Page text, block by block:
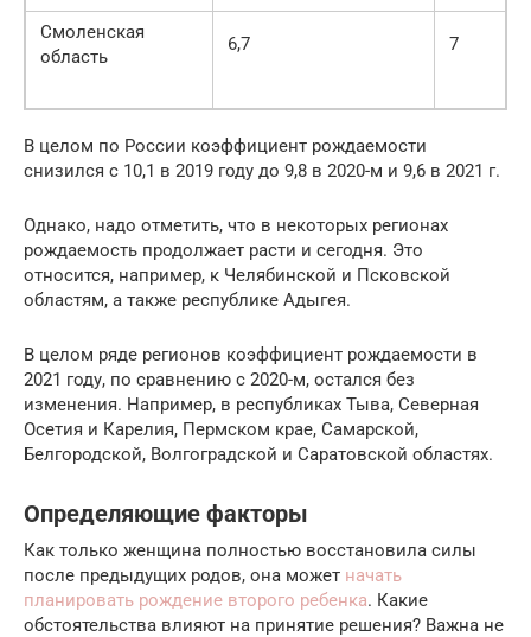
Смоленская
область
6,7 7
В целом по России коэффициент рождаемости
снизился с 10,1 в 2019 году до 9,8 в 2020-м и 9,6 в 2021 г.
Однако, надо отметить, что в некоторых регионах
рождаемость продолжает расти и сегодня. Это
относится, например, к Челябинской и Псковской
областям, а также республике Адыгея.
В целом ряде регионов коэффициент рождаемости в
2021 году, по сравнению с 2020-м, остался без
изменения. Например, в республиках Тыва, Северная
Осетия и Карелия, Пермском крае, Самарской,
Белгородской, Волгоградской и Саратовской областях.
Определяющие факторы
Как только женщина полностью восстановила силы
после предыдущих родов, она может начать
планировать рождение второго ребенка. Какие
обстоятельства влияют на принятие решения? Важна не